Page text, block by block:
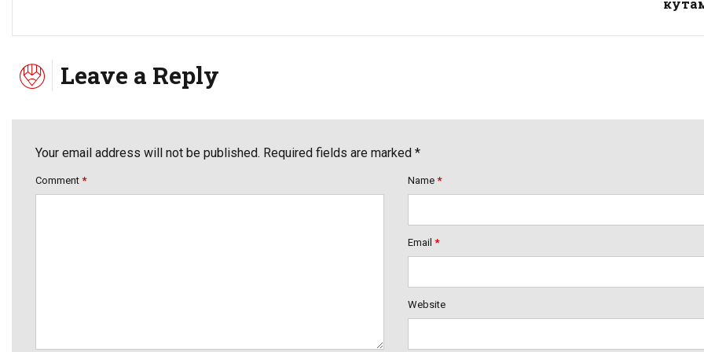
Leave a Reply
Your email address will not be published. Required fields are marked *
Comment * Name *
Email *
Website